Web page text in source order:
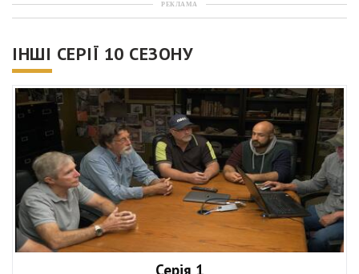
РЕКЛАМА
ІНШІ СЕРІЇ 10 СЕЗОНУ